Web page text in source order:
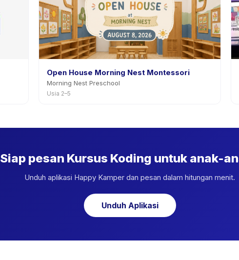
Open House Morning Nest Montessori
Morning Nest Preschool
Usia 2–5
Siap pesan Kursus Koding untuk anak-
Unduh aplikasi Happy Kamper dan pesan dalam hitungan menit.
Unduh Aplikasi